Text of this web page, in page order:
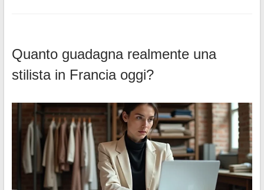
Quanto guadagna realmente una
stilista in Francia oggi?